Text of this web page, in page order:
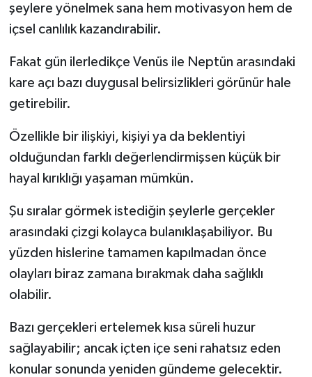
şeylere yönelmek sana hem motivasyon hem de
içsel canlılık kazandırabilir.
Fakat gün ilerledikçe Venüs ile Neptün arasındaki
kare açı bazı duygusal belirsizlikleri görünür hale
getirebilir.
Özellikle bir ilişkiyi, kişiyi ya da beklentiyi
olduğundan farklı değerlendirmişsen küçük bir
hayal kırıklığı yaşaman mümkün.
Şu sıralar görmek istediğin şeylerle gerçekler
arasındaki çizgi kolayca bulanıklaşabiliyor. Bu
yüzden hislerine tamamen kapılmadan önce
olayları biraz zamana bırakmak daha sağlıklı
olabilir.
Bazı gerçekleri ertelemek kısa süreli huzur
sağlayabilir; ancak içten içe seni rahatsız eden
konular sonunda yeniden gündeme gelecektir.